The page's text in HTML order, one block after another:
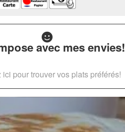
avec mes envies!
ici pour trouver vos plats préférés!